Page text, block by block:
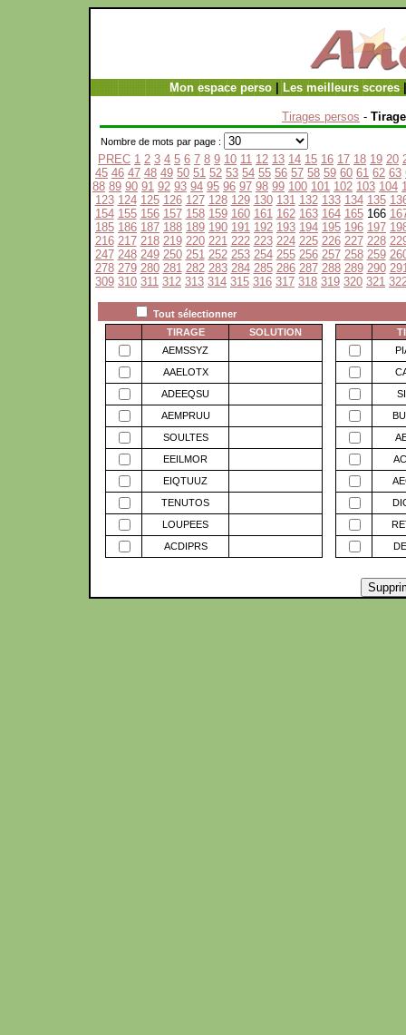
Mon espace perso| Les meilleurs scores
Tirages persos -
Nombre de mots par page :
PREC 1 2 3 4 5 6 7 8 9 10 11 12 13 14 15 16 17 18 19 20
45 46 47 48 49 50 51 52 53 54 55 56 57 58 59 60 61 62 63
88 89 90 91 92 93 94 95 96 97 98 99 100 101 102 103 104
123 124 125 126 127 128 129 130 131 132 133 134 135
154 155 156 157 158 159 160 161 162 163 164 165166
185 186 187 188 189 190 191 192 193 194 195 196 197
216 217 218 219 220 221 222 223 224 225 226 227 228
247 248 249 250 251 252 253 254 255 256 257 258 259
278 279 280 281 282 283 284 285 286 287 288 289 290
309 310 311 312 313 314 315 316 317 318 319 320 321
Tout sélectionner
TIRAGE
SOLUTION
AEMSSYZ
AAELOTX
ADEEQSU
AEMPRUU
SOULTES
EEILMOR
EIQTUUZ
TENUTOS
LOUPEES
ACDIPRS